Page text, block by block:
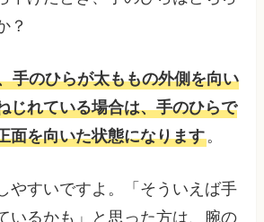
？
手のひらが太ももの外側を向い
じれている場合は、手のひらで
面を向いた状態になります。
やすいですよ。「そういえば手
いるかも」と思った方は、腕の